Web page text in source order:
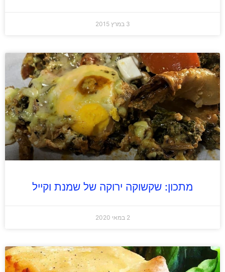
3 במרץ 2015
מתכון: שקשוקה ירוקה של שמנת וקייל
2 במאי 2020